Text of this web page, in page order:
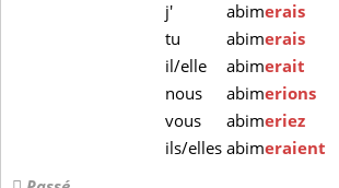
j'
abimerais
tu
abimerais
il/elle
abimerait
nous
abimerions
vous
abimeriez
ils/elles abimeraient